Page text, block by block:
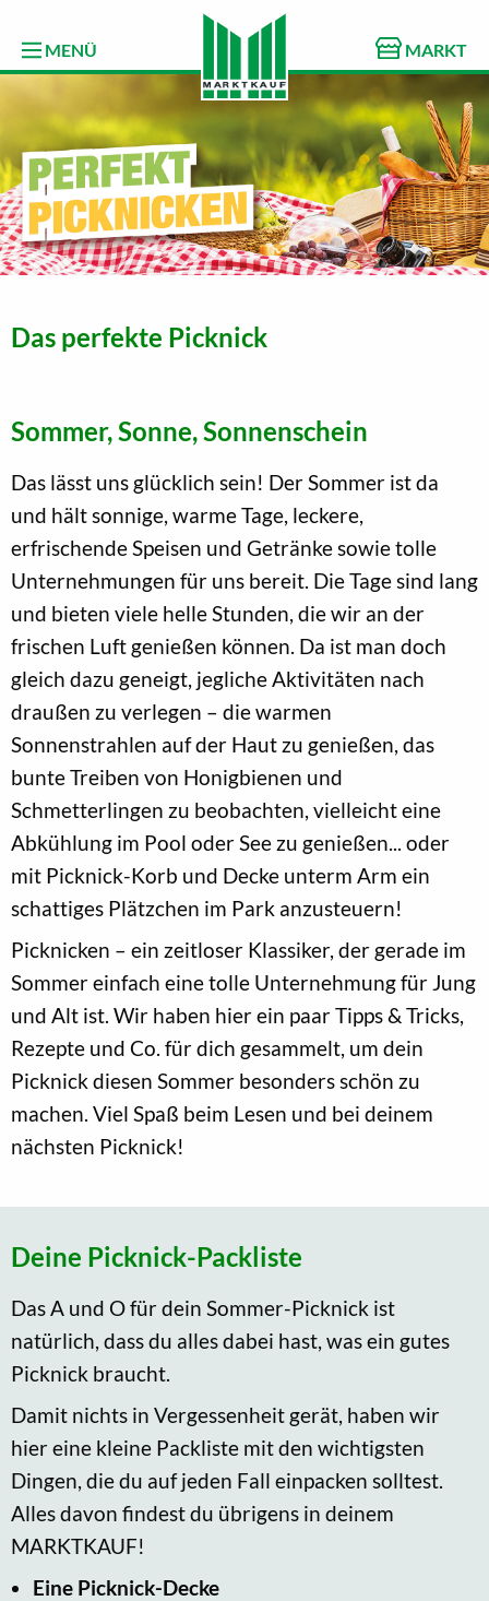
MENÜ MARKT
Das perfekte Picknick
Sommer, Sonne, Sonnenschein
Das lässt uns glücklich sein! Der Sommer ist da
und hält sonnige, warme Tage, leckere,
erfrischende Speisen und Getränke sowie tolle
Unternehmungen für uns bereit. Die Tage sind lang
und bieten viele helle Stunden, die wir an der
frischen Luft genießen können. Da ist man doch
gleich dazu geneigt, jegliche Aktivitäten nach
draußen zu verlegen – die warmen
Sonnenstrahlen auf der Haut zu genießen, das
bunte Treiben von Honigbienen und
Schmetterlingen zu beobachten, vielleicht eine
Abkühlung im Pool oder See zu genießen... oder
mit Picknick-Korb und Decke unterm Arm ein
schattiges Plätzchen im Park anzusteuern!
Picknicken – ein zeitloser Klassiker, der gerade im
Sommer einfach eine tolle Unternehmung für Jung
und Alt ist. Wir haben hier ein paar Tipps & Tricks,
Rezepte und Co. für dich gesammelt, um dein
Picknick diesen Sommer besonders schön zu
machen. Viel Spaß beim Lesen und bei deinem
nächsten Picknick!
Deine Picknick-Packliste
Das A und O für dein Sommer-Picknick ist
natürlich, dass du alles dabei hast, was ein gutes
Picknick braucht.
Damit nichts in Vergessenheit gerät, haben wir
hier eine kleine Packliste mit den wichtigsten
Dingen, die du auf jeden Fall einpacken solltest.
Alles davon findest du übrigens in deinem
MARKTKAUF!
Eine Picknick-Decke